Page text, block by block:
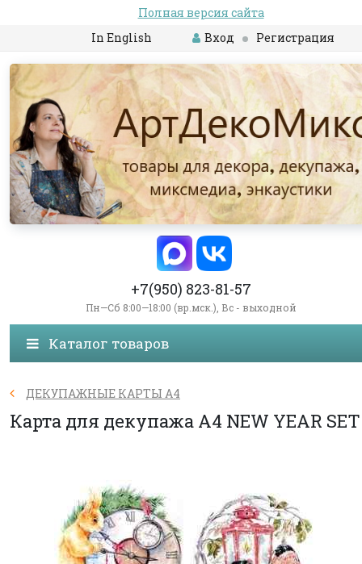
Полная версия сайта
In English
Вход Регистрация
+7(950) 823-81-57
Пн—Сб 8:00—18:00 (вр.мск.), Вс - выходной
Каталог товаров
ДЕКУПАЖНЫЕ КАРТЫ А4
Карта для декупажа А4 NEW YEAR